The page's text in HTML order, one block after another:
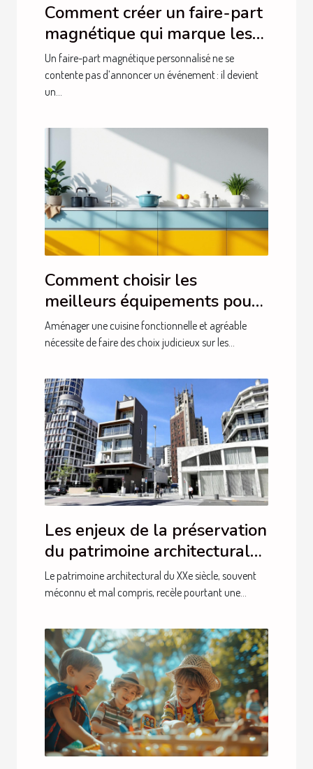
Comment créer un faire-part
magnétique qui marque les
esprits ?
Un faire-part magnétique personnalisé ne se
contente pas d’annoncer un événement : il devient
un...
Comment choisir les
meilleurs équipements pour
votre cuisine ?
Aménager une cuisine fonctionnelle et agréable
nécessite de faire des choix judicieux sur les...
Les enjeux de la préservation
du patrimoine architectural
du XXe siècle
Le patrimoine architectural du XXe siècle, souvent
méconnu et mal compris, recèle pourtant une...